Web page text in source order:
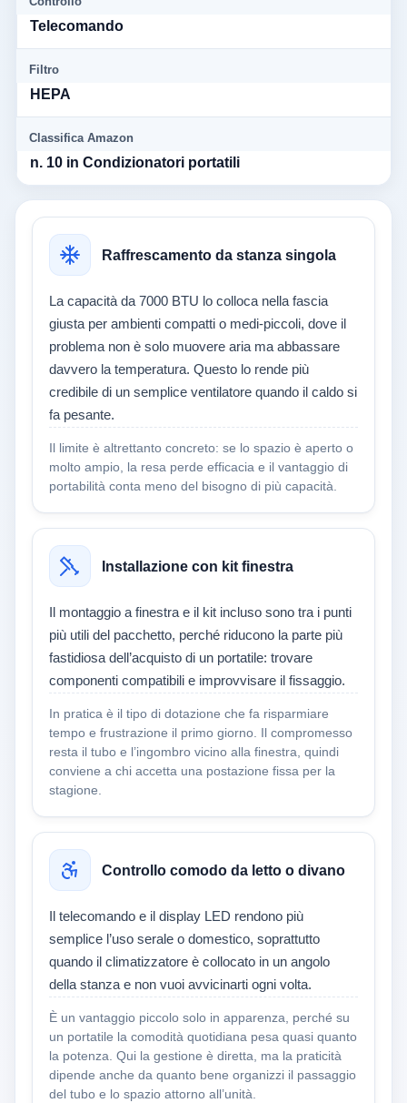
Telecomando
Filtro
HEPA
Classifica Amazon
n. 10 in Condizionatori portatili
Raffrescamento da stanza singola
La capacità da 7000 BTU lo colloca nella fascia
giusta per ambienti compatti o medi-piccoli, dove il
problema non è solo muovere aria ma abbassare
davvero la temperatura. Questo lo rende più
credibile di un semplice ventilatore quando il caldo si
fa pesante.
Il limite è altrettanto concreto: se lo spazio è aperto o
molto ampio, la resa perde efficacia e il vantaggio di
portabilità conta meno del bisogno di più capacità.
Installazione con kit finestra
Il montaggio a finestra e il kit incluso sono tra i punti
più utili del pacchetto, perché riducono la parte più
fastidiosa dell’acquisto di un portatile: trovare
componenti compatibili e improvvisare il fissaggio.
In pratica è il tipo di dotazione che fa risparmiare
tempo e frustrazione il primo giorno. Il compromesso
resta il tubo e l’ingombro vicino alla finestra, quindi
conviene a chi accetta una postazione fissa per la
stagione.
Controllo comodo da letto o divano
Il telecomando e il display LED rendono più
semplice l’uso serale o domestico, soprattutto
quando il climatizzatore è collocato in un angolo
della stanza e non vuoi avvicinarti ogni volta.
È un vantaggio piccolo solo in apparenza, perché su
un portatile la comodità quotidiana pesa quasi quanto
la potenza. Qui la gestione è diretta, ma la praticità
dipende anche da quanto bene organizzi il passaggio
del tubo e lo spazio attorno all’unità.